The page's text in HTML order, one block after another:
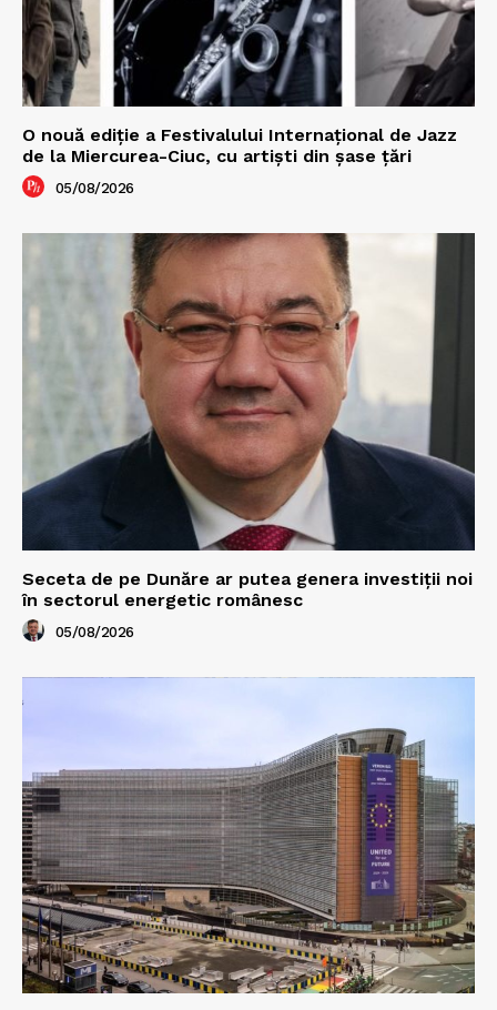
O nouă ediţie a Festivalului Internaţional de Jazz
de la Miercurea-Ciuc, cu artişti din şase ţări
05/08/2026
Seceta de pe Dunăre ar putea genera investiții noi
în sectorul energetic românesc
05/08/2026